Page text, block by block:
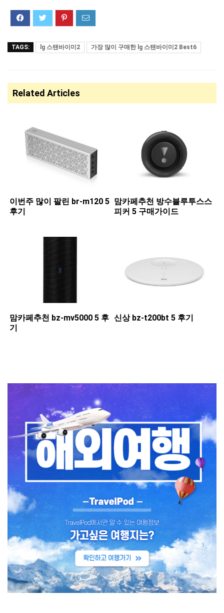
TAGS: lg 스탠바이미2 가장 많이 구매한 lg 스탠바이미2 Best6
Related Articles
이번주 많이 팔린 ​br-m120 5
후기
맘카페추천 ​방수블루투스스
피커 5 구매가이드
맘카페추천 ​bz-mv5000 5 후
기
신상 ​bz-t200bt 5 후기